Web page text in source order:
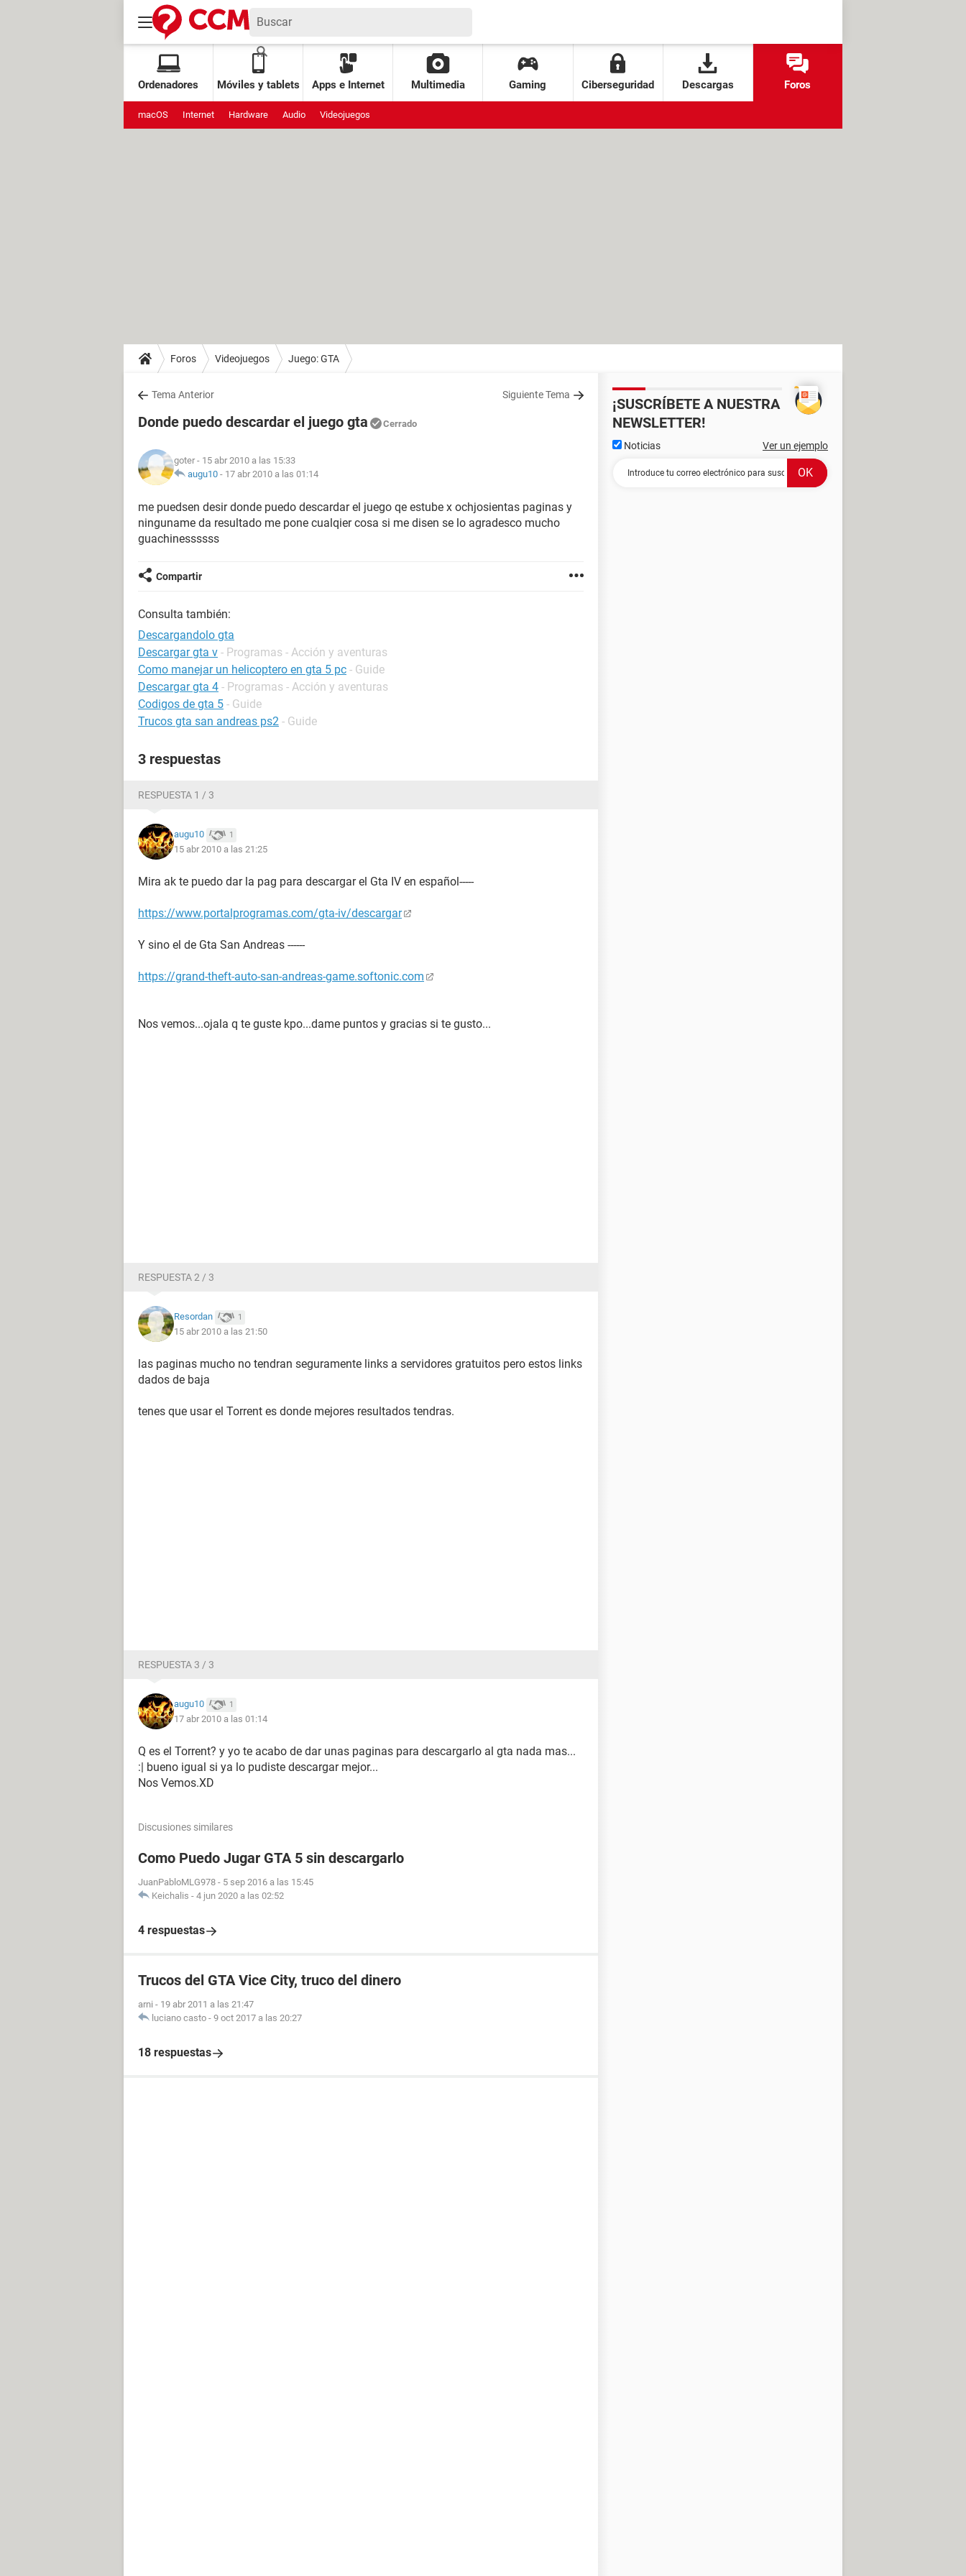
Ordenadores Móviles y tablets Apps e Internet Multimedia Gaming Ciberseguridad Descargas Foros
macOS Internet Hardware Audio Videojuegos
Foros Videojuegos Juego: GTA
Tema Anterior Siguiente Tema
Donde puedo descardar el juego gta Cerrado
goter - 15 abr 2010 a las 15:33
augu10 - 17 abr 2010 a las 01:14
me puedsen desir donde puedo descardar el juego qe estube x ochjosientas paginas y
ninguname da resultado me pone cualqier cosa si me disen se lo agradesco mucho
guachinessssss
Compartir
Consulta también:
Descargandolo gta
Descargar gta v - Programas - Acción y aventuras
Como manejar un helicoptero en gta 5 pc - Guide
Descargar gta 4 - Programas - Acción y aventuras
Codigos de gta 5 - Guide
Trucos gta san andreas ps2 - Guide
3 respuestas
RESPUESTA 1 / 3
augu10 1
15 abr 2010 a las 21:25
Mira ak te puedo dar la pag para descargar el Gta IV en español-----
https://www.portalprogramas.com/gta-iv/descargar
Y sino el de Gta San Andreas ------
https://grand-theft-auto-san-andreas-game.softonic.com
Nos vemos...ojala q te guste kpo...dame puntos y gracias si te gusto...
RESPUESTA 2 / 3
Resordan 1
15 abr 2010 a las 21:50
las paginas mucho no tendran seguramente links a servidores gratuitos pero estos links
dados de baja
tenes que usar el Torrent es donde mejores resultados tendras.
RESPUESTA 3 / 3
augu10 1
17 abr 2010 a las 01:14
Q es el Torrent? y yo te acabo de dar unas paginas para descargarlo al gta nada mas...
:| bueno igual si ya lo pudiste descargar mejor...
Nos Vemos.XD
Discusiones similares
Como Puedo Jugar GTA 5 sin descargarlo
JuanPabloMLG978 - 5 sep 2016 a las 15:45
Keichalis - 4 jun 2020 a las 02:52
4 respuestas
Trucos del GTA Vice City, truco del dinero
arni - 19 abr 2011 a las 21:47
luciano casto - 9 oct 2017 a las 20:27
18 respuestas
¡SUSCRÍBETE A NUESTRA
NEWSLETTER!
Noticias Ver un ejemplo